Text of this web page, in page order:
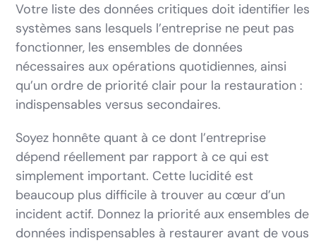
Votre liste des données critiques doit identifier les
systèmes sans lesquels l’entreprise ne peut pas
fonctionner, les ensembles de données
nécessaires aux opérations quotidiennes, ainsi
qu’un ordre de priorité clair pour la restauration :
indispensables versus secondaires.
Soyez honnête quant à ce dont l’entreprise
dépend réellement par rapport à ce qui est
simplement important. Cette lucidité est
beaucoup plus difficile à trouver au cœur d’un
incident actif. Donnez la priorité aux ensembles de
données indispensables à restaurer avant de vous